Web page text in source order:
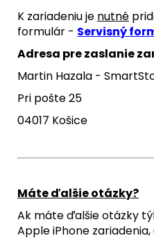
K zariadeniu je nutné
formulár - Servisný
Adresa pre zaslanie
Martin Hazala -
Pri pošte 25
04017 Košice
Máte ďalšie otázky?
Ak máte ďalšie otázky
Apple iPhone